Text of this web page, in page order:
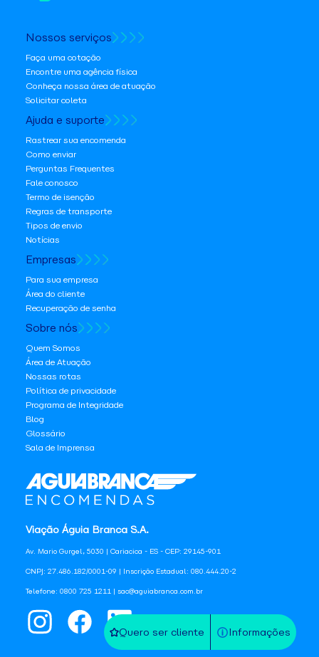
Quero ser cliente Informações
Viação Águia Branca S.A.
Av. Mario Gurgel, 5030 | Cariacica - ES - CEP: 29145-901
CNPJ: 27.486.182/0001-09 | Inscrição Estadual: 080.444.20-2
Telefone: 0800 725 1211 | sac@aguiabranca.com.br
Nossos serviços
Faça uma cotação
Encontre uma agência física
Conheça nossa área de atuação
Solicitar coleta
Ajuda e suporte
Rastrear sua encomenda
Como enviar
Perguntas Frequentes
Fale conosco
Termo de isenção
Regras de transporte
Tipos de envio
Notícias
Empresas
Para sua empresa
Área do cliente
Recuperação de senha
Sobre nós
Quem Somos
Área de Atuação
Nossas rotas
Política de privacidade
Programa de Integridade
Blog
Glossário
Sala de Imprensa